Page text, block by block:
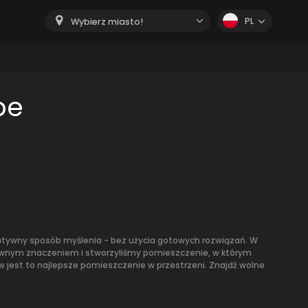
Wybierz miasto! PL
sposób myślenia - bez użycia gotowych rozwiązań. W
znaczeniem i stworzyliśmy pomieszczenie, w którym
jest to najlepsze pomieszczenie w przestrzeni. Znajdź wolne